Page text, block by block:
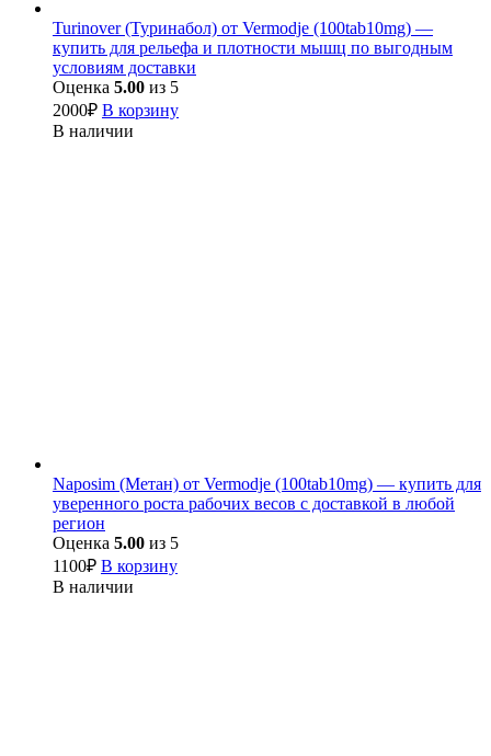
Turinover (Туринабол) от Vermodje (100tab10mg) —
купить для рельефа и плотности мышц по выгодным
условиям доставки
Оценка 5.00 из 5
2000₽ В корзину
В наличии
Naposim (Метан) от Vermodje (100tab10mg) — купить для
уверенного роста рабочих весов с доставкой в любой
регион
Оценка 5.00 из 5
1100₽ В корзину
В наличии